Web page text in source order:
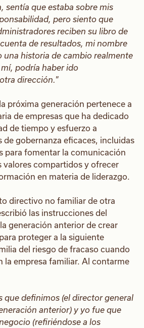
sentía que estaba sobre mis
pero siento que
reciben su libro de
de resultados, mi nombre
una historia de cambio realmente
podría haber ido
dirección.”
próxima generación pertenece a
de empresas que ha dedicado
de tiempo y esfuerzo a
de gobernanza eficaces, incluidas
para fomentar la comunicación
valores compartidos y ofrecer
en materia de liderazgo.
directivo no familiar de otra
las instrucciones del
generación anterior de crear
proteger a la siguiente
del riesgo de fracaso cuando
la empresa familiar. Al contarme
que definimos (el director general
anterior) y yo fue que
(refiriéndose a los